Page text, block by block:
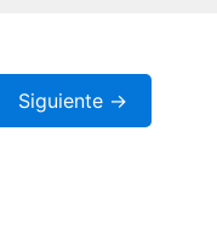
Siguiente →